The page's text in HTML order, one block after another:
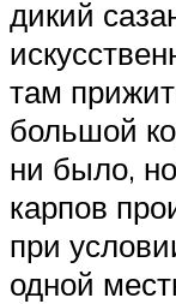
дикий
там
большой
ни было,
карпов
при
одной